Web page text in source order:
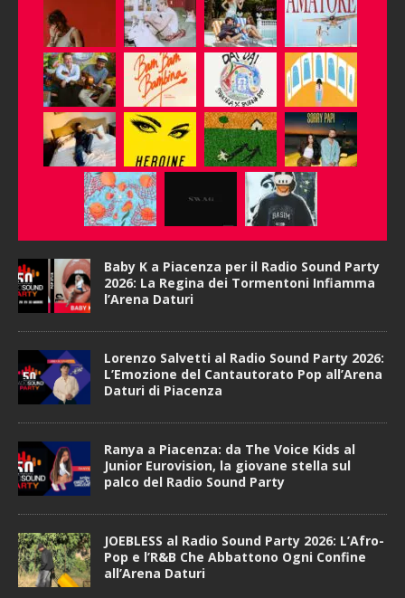
Baby K a Piacenza per il Radio Sound Party
2026: La Regina dei Tormentoni Infiamma
l’Arena Daturi
Lorenzo Salvetti al Radio Sound Party 2026:
L’Emozione del Cantautorato Pop all’Arena
Daturi di Piacenza
Ranya a Piacenza: da The Voice Kids al
Junior Eurovision, la giovane stella sul
palco del Radio Sound Party
JOEBLESS al Radio Sound Party 2026: L’Afro-
Pop e l’R&B Che Abbattono Ogni Confine
all’Arena Daturi